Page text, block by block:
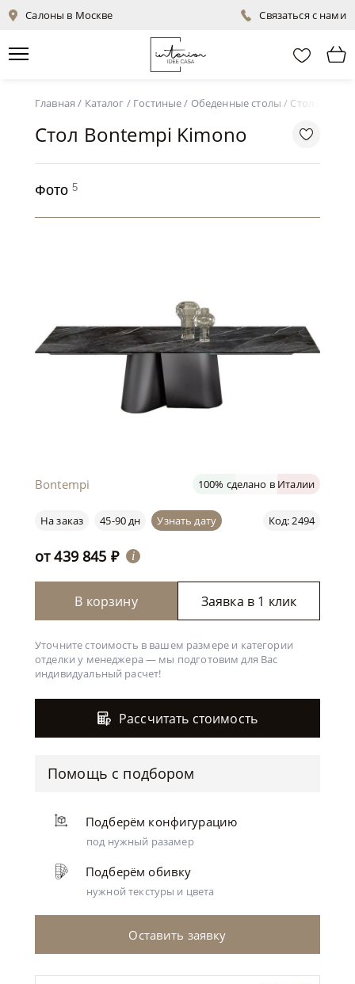
Салоны в Москве Связаться с нами
Главная / Каталог / Гостиные/ Обеденные столы / Стол
Стол Bontempi Kimono
Фото 5
Bontempi 100% сделано в Италии
Код: 2494
На заказ 45-90 дн Узнать дату
от439 845 ₽ i
В корзину Заявка в 1 клик
Уточните стоимость в вашем размере и категории
отделки у менеджера — мы подготовим для Вас
индивидуальный расчет!
Рассчитать стоимость
Помощь с подбором
Подберём конфигурацию
под нужный разамер
Подберём обивку
нужной текстуры и цвета
Оставить заявку